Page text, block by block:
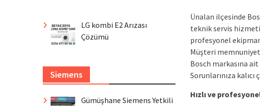
Ünalan ilçesinde
teknik servis
profesyonel
Müşteri
Bosch markasına ait
Sorunlarınıza
Hızlı ve
LG kombi E2 Arızası
Çözümü
Siemens
Gümüşhane Siemens Yetkili